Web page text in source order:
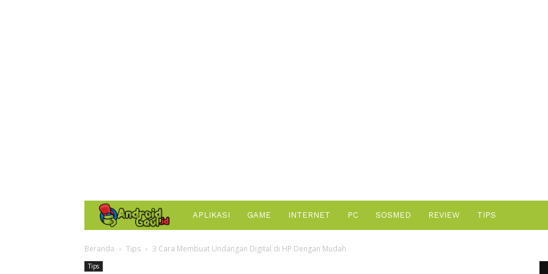
AndroidGaul.id
APLIKASI GAME INTERNET PC SOSMED REVIEW TIPS
Beranda Tips 3 Cara Membuat Undangan Digital di HP Dengan Mudah
Tips